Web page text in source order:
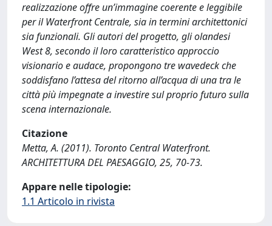
realizzazione offre un’immagine coerente e leggibile
per il Waterfront Centrale, sia in termini architettonici
sia funzionali. Gli autori del progetto, gli olandesi
West 8, secondo il loro caratteristico approccio
visionario e audace, propongono tre wavedeck che
soddisfano l’attesa del ritorno all’acqua di una tra le
città più impegnate a investire sul proprio futuro sulla
scena internazionale.
Citazione
Metta, A. (2011). Toronto Central Waterfront.
ARCHITETTURA DEL PAESAGGIO, 25, 70-73.
Appare nelle tipologie:
1.1 Articolo in rivista